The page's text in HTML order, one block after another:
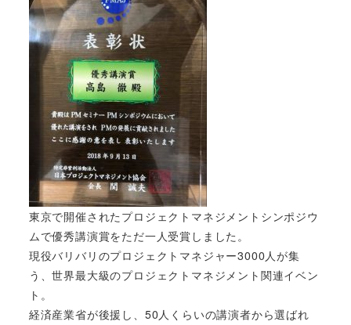
東京で開催されたプロジェクトマネジメントシンポジウ
ムで優秀講演賞をただ一人受賞しました。
現役バリバリのプロジェクトマネジャー3000人が集
う、世界最大級のプロジェクトマネジメント関連イベン
ト。
経済産業省が後援し、50人くらいの講演者から選ばれ